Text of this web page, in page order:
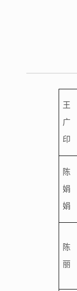
王
广
印
陈
娟
娟
陈
丽